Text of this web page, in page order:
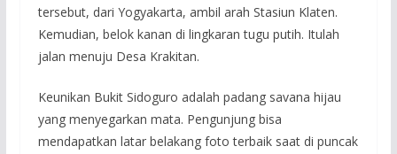
tersebut, dari Yogyakarta, ambil arah Stasiun Klaten.
Kemudian, belok kanan di lingkaran tugu putih. Itulah
jalan menuju Desa Krakitan.
Keunikan Bukit Sidoguro adalah padang savana hijau
yang menyegarkan mata. Pengunjung bisa
mendapatkan latar belakang foto terbaik saat di puncak